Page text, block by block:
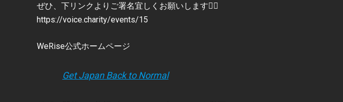
ぜひ、下リンクよりご署名宜しくお願いします🙇‍♂️
https://voice.charity/events/15
WeRise公式ホームページ
Get Japan Back to Normal